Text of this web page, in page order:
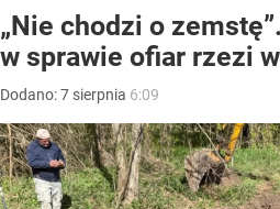
„Nie chodzi o
w sprawie ofiar rzezi
Dodano:7 sierpnia 6:09